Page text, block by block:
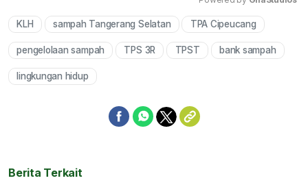
Mute
KLH sampah Tangerang Selatan TPA Cipeucang
pengelolaan sampah TPS 3R TPST bank sampah
lingkungan hidup
Berita Terkait